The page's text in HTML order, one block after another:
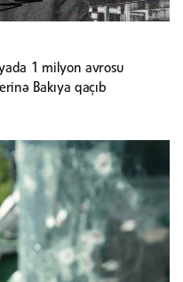
1 milyon avrosu
Bakıya qaçıb